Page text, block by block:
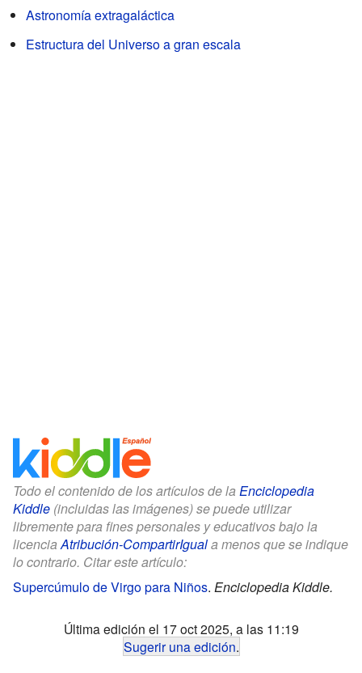
Astronomía extragaláctica
Estructura del Universo a gran escala
Todo el contenido de los artículos de la Enciclopedia
Kiddle (incluidas las imágenes) se puede utilizar
libremente para fines personales y educativos bajo la
licenciaAtribución-CompartirIguala menos que se indique
lo contrario. Citar este artículo:
Supercúmulo de Virgo para Niños. Enciclopedia Kiddle.
Última edición el 17 oct 2025, a las 11:19
Sugerir una edición.